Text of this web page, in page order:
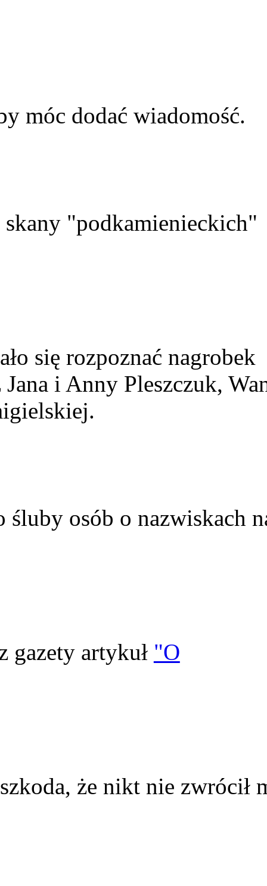
móc dodać wiadomość.
"podkamienieckich"
się rozpoznać nagrobek
i Anny Pleszczuk,
śluby osób o nazwiskach
gazety artykuł "O
że nikt nie zwrócił